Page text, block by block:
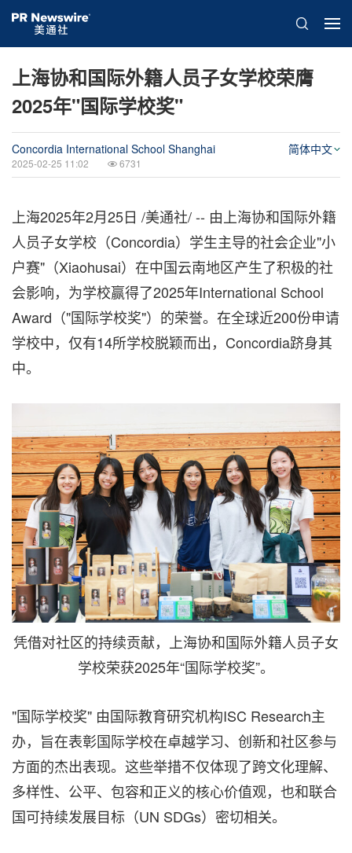
上海协和国际外籍人员子女学校荣膺
2025年"国际学校奖"
Concordia International School Shanghai
2025-02-25 11:02 6731
简体中文
上海2025年2月25日 /美通社/ -- 由上海协和国际外籍
人员子女学校（Concordia）学生主导的社会企业"小
户赛"（Xiaohusai）在中国云南地区产生了积极的社
会影响，为学校赢得了2025年International School
Award（"国际学校奖"）的荣誉。在全球近200份申请
学校中，仅有14所学校脱颖而出，Concordia跻身其
中。
凭借对社区的持续贡献，上海协和国际外籍人员子女
学校荣获2025年“国际学校奖”。
"国际学校奖" 由国际教育研究机构ISC Research主
办，旨在表彰国际学校在卓越学习、创新和社区参与
方面的杰出表现。这些举措不仅体现了跨文化理解、
多样性、公平、包容和正义的核心价值观，也和联合
国可持续发展目标（UN SDGs）密切相关。